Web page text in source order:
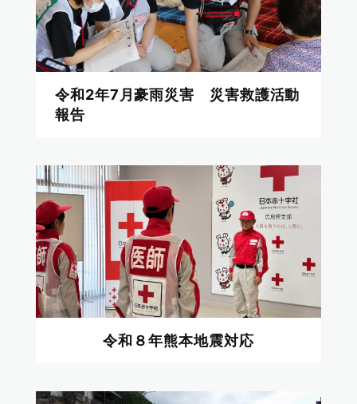
令和2年7月豪雨災害 災害救護活動
報告
令和８年熊本地震対応